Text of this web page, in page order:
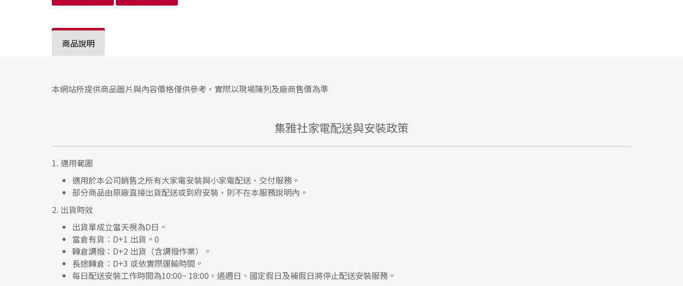
商品說明
本網站所提供商品圖片與內容價格僅供參考，實際以現場陳列及廠商售價為準
集雅社家電配送與安裝政策
1. 適用範圍
適用於本公司銷售之所有大家電安裝與小家電配送、交付服務。
部分商品由原廠直接出貨配送或到府安裝，則不在本服務說明內。
2. 出貨時效
出貨單成立當天視為D日。
當倉有貨： D+1 出貨。0
轉倉調撥： D+2 出貨（含調撥作業）。
長途轉倉： D+3 或依實際運輸時間。
每日配送安裝工作時間為10:00~ 18:00，遇週日、國定假日及補假日將停止配送安裝服務。